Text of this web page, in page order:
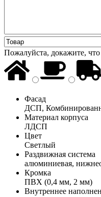
Пожалуйста, докажите,
Фасад
ДСП,
Материал корпуса
ЛДСП
Цвет
Светлый
Раздвижная система
алюминиевая,
Кромка
ПВХ (0,4 мм, 2 мм)
Внутреннее